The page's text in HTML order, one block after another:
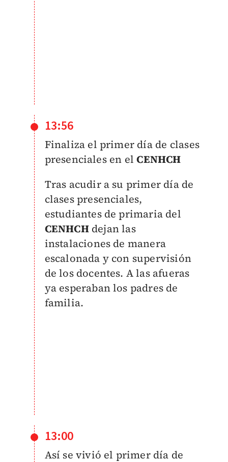
13:56
Finaliza el primer día de clases
presenciales en elCENHCH
Tras acudir a su primer día de
clases presenciales,
estudiantes de primaria del
CENHCHdejan las
instalaciones de manera
escalonada y con supervisión
de los docentes. A las afueras
ya esperaban los padres de
familia.
13:00
Así se vivió el primer día de